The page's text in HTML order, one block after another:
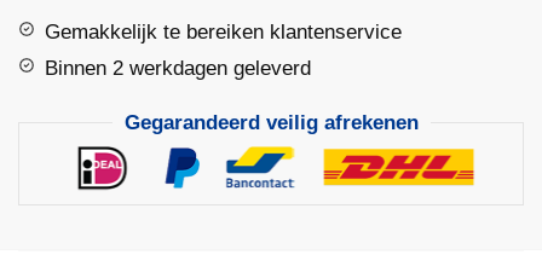
werkschoen
aantal
Gemakkelijk te bereiken klantenservice
Binnen 2 werkdagen geleverd
Gegarandeerd veilig afrekenen